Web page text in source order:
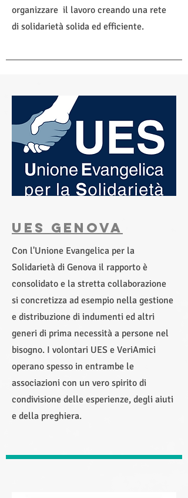
organizzare il lavoro creando una rete
di solidarietà solida ed efficiente.
UEs genova
Con l'Unione Evangelica per la
Solidarietà di Genova il rapporto è
consolidato e la stretta collaborazione
si concretizza ad esempio nella gestione
e distribuzione di indumenti ed altri
generi di prima necessità a persone nel
bisogno. I volontari UES e VeriAmici
operano spesso in entrambe le
associazioni con un vero spirito di
condivisione delle esperienze, degli aiuti
e della preghiera.